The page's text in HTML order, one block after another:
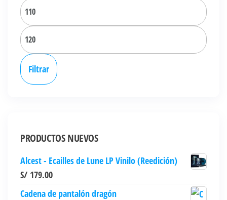
Precio
Precio
Filtrar
PRODUCTOS NUEVOS
Alcest - Ecailles de Lune LP Vinilo (Reedición)
S/ 179.00
Cadena de pantalón dragón